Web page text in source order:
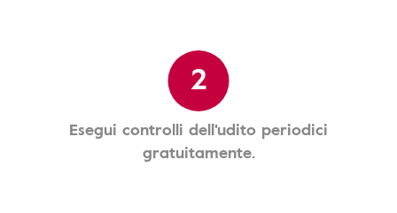
2
Esegui controlli dell'udito periodici
gratuitamente.